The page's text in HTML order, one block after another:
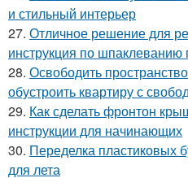
и стильный интерьер
27. Отличное решение для
инструкция по шпаклеванию
28. Освободить
обустроить квартиру с
29. Как сделать фронтон
инструкции для начинающих
30. Переделка пластиковых
для лета